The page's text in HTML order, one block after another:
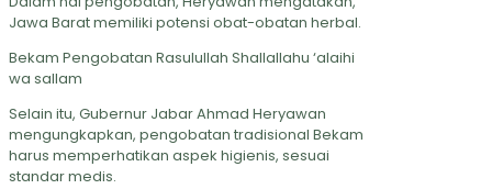
Jawa Barat memiliki potensi obat-obatan herbal.
Bekam Pengobatan Rasulullah Shallallahu ‘alaihi
wa sallam
Selain itu, Gubernur Jabar Ahmad Heryawan
mengungkapkan, pengobatan tradisional Bekam
harus memperhatikan aspek higienis, sesuai
standar medis.